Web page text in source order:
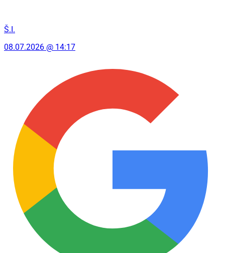
Š.I.
08.07.2026 @ 14:17